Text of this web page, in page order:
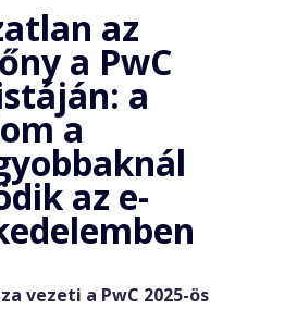
az
a PwC
a
a
az e-
vezeti a PwC 2025-ös